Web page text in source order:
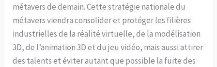
métavers de demain. Cette stratégie nationale du
métavers viendra consolider et protéger les filières
industrielles de la réalité virtuelle, de la modélisation
3D, de l’animation 3D et du jeu vidéo, mais aussi attirer
des talents et éviter autant que possible la fuite des